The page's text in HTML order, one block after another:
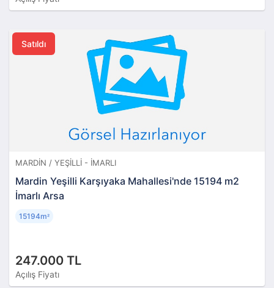
Satıldı
MARDIN / YEŞILLI - İMARLI
Mardin Yeşilli Karşıyaka Mahallesi'nde 15194 m2
İmarlı Arsa
247.000 TL
Açılış Fiyatı
15194m²